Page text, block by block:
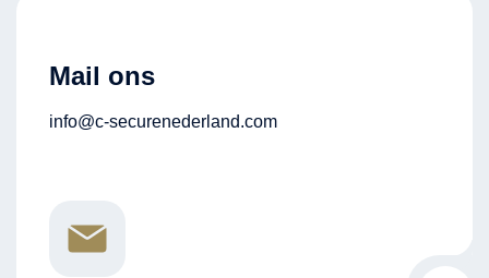
Mail ons
info@c-securenederland.com